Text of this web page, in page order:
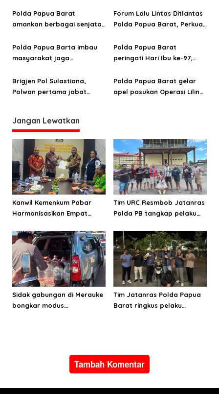
o
s
perbaikan institusi
Polda Papua Barat
amankan berbagai senjata
Forum Lalu Lintas Ditlantas
Polda Papua Barat, Perkuat
berkendara
Polda Papua Barta imbau
masyarakat jaga
perayaan HUT 171
Pekabaran Injil
Polda Papua Barat
peringati Hari Ibu ke-97,
perempuan menuju
Indonesia Emas 2045
Brigjen Pol Sulastiana,
Polwan pertama jabat
Polda Papua Barat gelar
apel pasukan Operasi Lilin
Jangan Lewatkan
Kanwil Kemenkum Pabar
Harmonisasikan Empat
Wondama
Tim URC Resmbob Jatanras
Polda PB tangkap pelaku
Sidak gabungan di Merauke
bongkar modus
Tim Jatanras Polda Papua
Barat ringkus pelaku
Tambah Komentar